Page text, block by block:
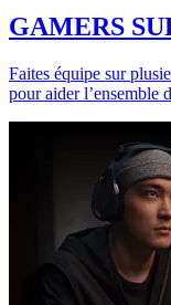
GAMERS
Faites équipe sur
pour aider l’ensemble